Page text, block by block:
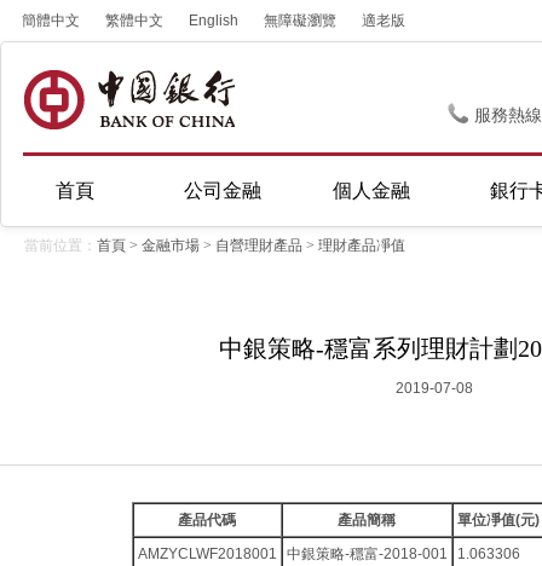
簡體中文 繁體中文 English 無障礙瀏覽 適老版
服務熱
首頁 公司金融 個人金融 銀行
當前位置： 首頁 > 金融市場 > 自營理財產品 > 理財產品凈值
中銀策略-穩富系列理財計劃
2019-07-08
產品代碼 產品簡稱
單位凈值(元)
AMZYCLWF2018001
中銀策略-穩富-2018-001
1.063306